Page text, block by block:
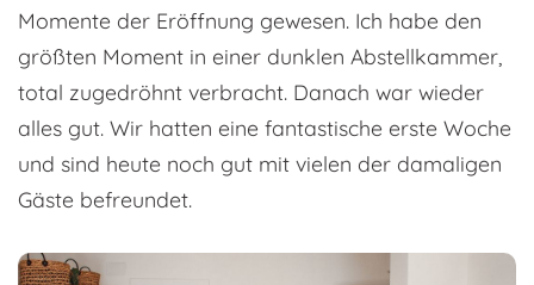
Momente der Eröffnung gewesen. Ich habe den
größten Moment in einer dunklen Abstellkammer,
total zugedröhnt verbracht. Danach war wieder
alles gut. Wir hatten eine fantastische erste Woche
und sind heute noch gut mit vielen der damaligen
Gäste befreundet.